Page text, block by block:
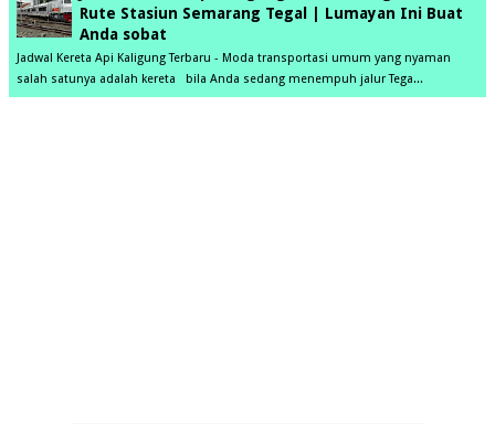
Rute Stasiun Semarang Tegal | Lumayan Ini Buat
Anda sobat
Jadwal Kereta Api Kaligung Terbaru - Moda transportasi umum yang nyaman
salah satunya adalah kereta bila Anda sedang menempuh jalur Tega...